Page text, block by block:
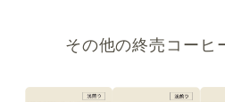
その他の終売コーヒ